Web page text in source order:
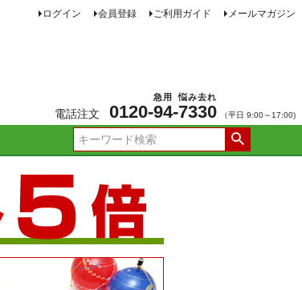
ログイン 会員登録 ご利用ガイド メールマガジン
電話注文 0120-94
急用
-7330
悩み去れ
（平日 9:00～17:00)